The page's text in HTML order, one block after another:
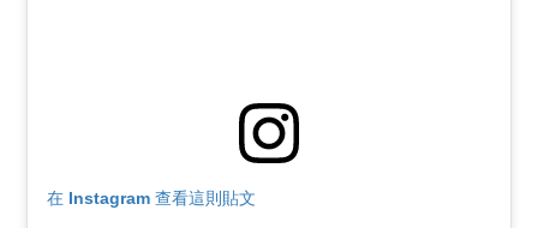
在 Instagram 查看這則貼文